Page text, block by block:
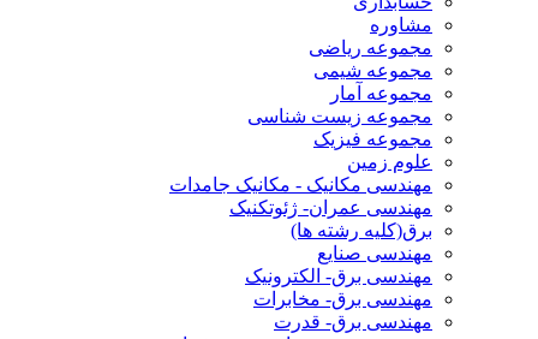
مشاوره
مجموعه ریاضی
مجموعه شیمی
مجموعه آمار
مجموعه زیست شناسی
مجموعه فیزیک
علوم زمین
مهندسی مکانیک - مکانیک جامدات
مهندسی عمران- ژئوتکنیک
برق(کلیه رشته ها)
مهندسی صنایع
مهندسی برق- الکترونیک
مهندسی برق- مخابرات
مهندسی برق- قدرت